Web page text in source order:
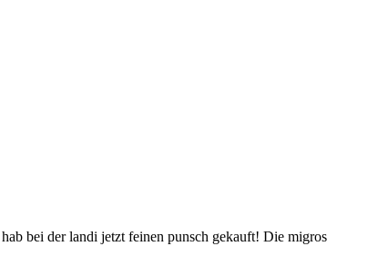
bei der landi jetzt feinen punsch gekauft! Die migros